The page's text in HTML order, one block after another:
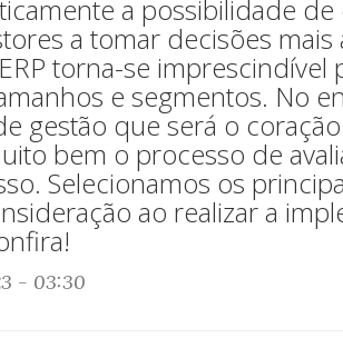
a possibilidade de
a tomar decisões mais
torna-se imprescindível
e segmentos. No
gestão que será o
bem o processo de
Selecionamos os
ao realizar a
- 03:30